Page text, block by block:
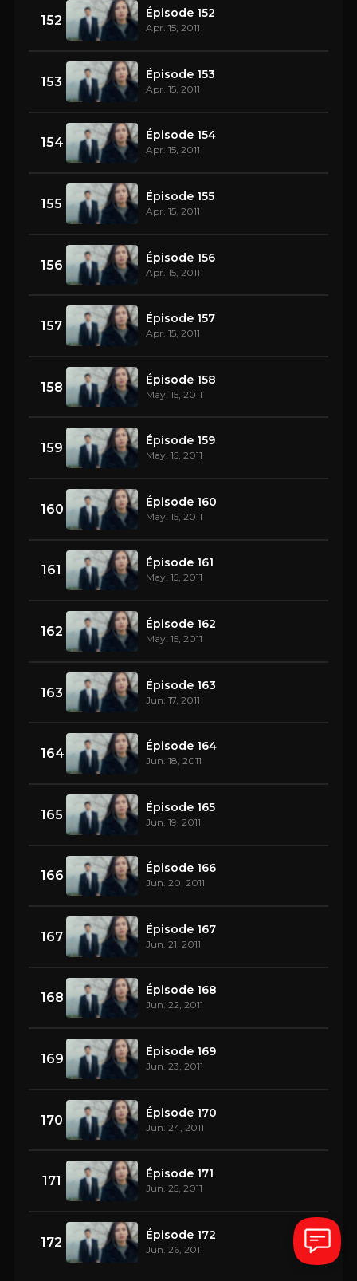
152 Épisode 152
Apr. 15, 2011
153 Épisode 153
Apr. 15, 2011
154 Épisode 154
Apr. 15, 2011
155 Épisode 155
Apr. 15, 2011
156 Épisode 156
Apr. 15, 2011
157 Épisode 157
Apr. 15, 2011
158 Épisode 158
May. 15, 2011
159 Épisode 159
May. 15, 2011
160 Épisode 160
May. 15, 2011
161 Épisode 161
May. 15, 2011
162 Épisode 162
May. 15, 2011
163 Épisode 163
Jun. 17, 2011
164 Épisode 164
Jun. 18, 2011
165 Épisode 165
Jun. 19, 2011
166 Épisode 166
Jun. 20, 2011
167 Épisode 167
Jun. 21, 2011
168 Épisode 168
Jun. 22, 2011
169 Épisode 169
Jun. 23, 2011
170 Épisode 170
Jun. 24, 2011
171 Épisode 171
Jun. 25, 2011
172 Épisode 172
Jun. 26, 2011